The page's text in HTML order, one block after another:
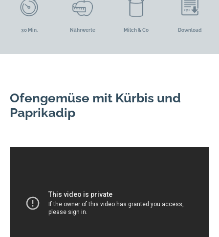
30 Min. Nährwerte Milch & Co Download
Ofengemüse mit Kürbis und
Paprikadip